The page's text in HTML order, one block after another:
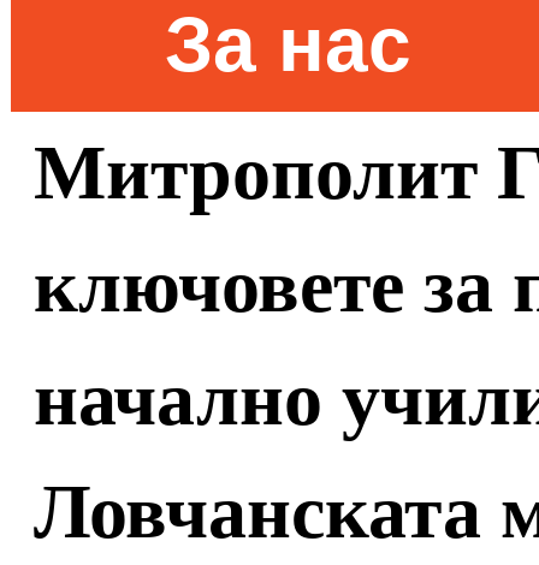
За нас
Митрополит
ключовете за
начално
Ловчанската